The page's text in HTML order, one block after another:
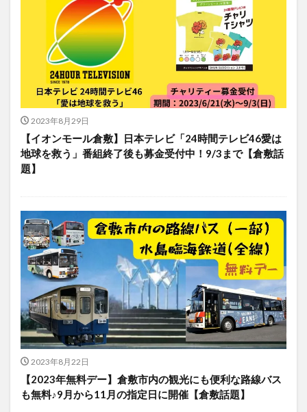
2023年8月29日
【イオンモール倉敷】日本テレビ「24時間テレビ46愛は
地球を救う」番組終了後も募金受付中！9/3まで【倉敷話
題】
2023年8月22日
【2023年無料デー】倉敷市内の観光にも便利な路線バス
も無料♪9月から11月の指定日に開催【倉敷話題】